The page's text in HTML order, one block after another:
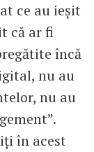
ce au ieșit
că ar fi
încă
nu au
nu au
în acest